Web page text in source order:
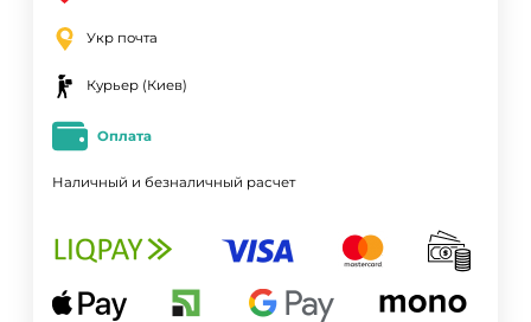
Укр почта
Курьер (Киев)
Оплата
Наличный и безналичный расчет